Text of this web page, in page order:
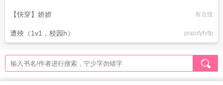
【快穿】娇娇 有点怪
遭殃（1v1，校园h） popofyhrfp